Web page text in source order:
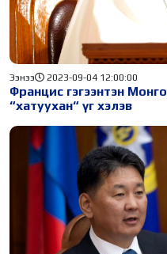
Францис гэгээнтэн
“хатуухан“ үг хэлэв
Ээнээ 2023-09-04 12:00:00